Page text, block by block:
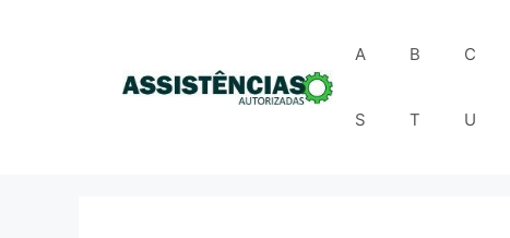
A B C
S T U